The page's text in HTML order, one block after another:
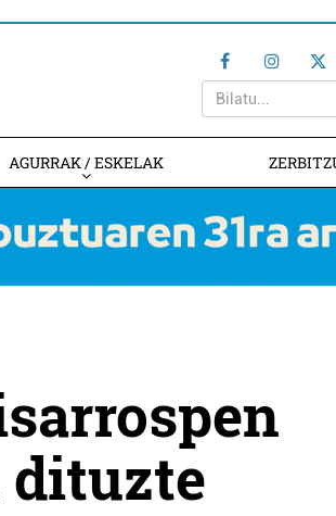
AGURRAK / ESKELAK
dituzte